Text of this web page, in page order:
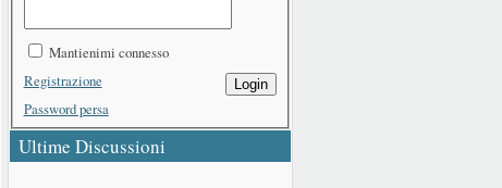
Mantienimi connesso
Login
Registrazione
Password persa
Ultime Discussioni